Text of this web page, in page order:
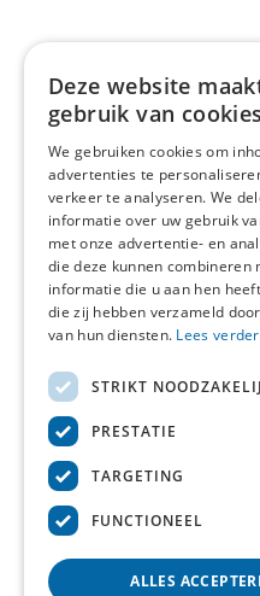
Opdracht
Over
Deze website
gebruik van
We gebruiken cookies om
advertenties te
verkeer te analyseren. We
informatie over uw gebruik
met onze advertentie- en
die deze kunnen combineren
informatie die u aan hen
die zij hebben verzameld
van hun diensten. Lees verder
STRIKT
PRESTATIE
TARGETING
FUNCTIONEEL
ALLES